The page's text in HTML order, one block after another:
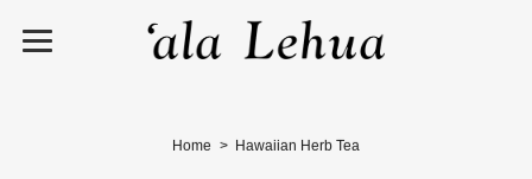
Home Hawaiian Herb Tea